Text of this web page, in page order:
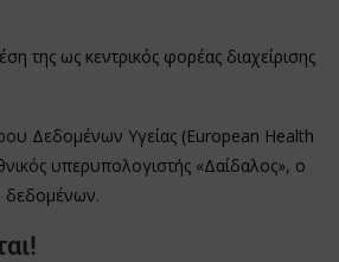
της ως κεντρικός φορέας διαχείρισης
Δεδομένων Υγείας (European Health
υπερυπολογιστής «Δαίδαλος», ο
δεδομένων.